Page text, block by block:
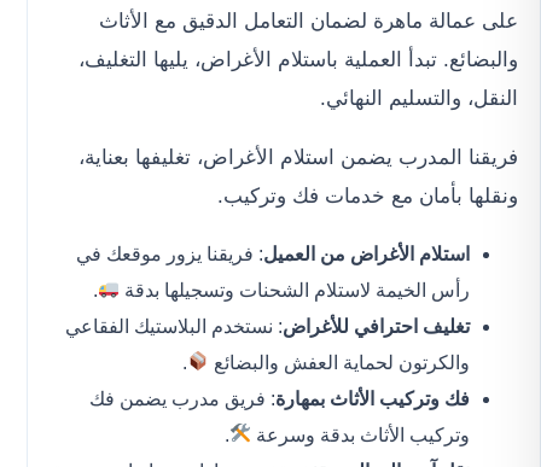
على عمالة ماهرة لضمان التعامل الدقيق مع الأثاث
والبضائع. تبدأ العملية باستلام الأغراض، يليها التغليف،
النقل، والتسليم النهائي.
فريقنا المدرب يضمن استلام الأغراض، تغليفها بعناية،
ونقلها بأمان مع خدمات فك وتركيب.
استلام الأغراض من العميل: فريقنا يزور موقعك في
رأس الخيمة لاستلام الشحنات وتسجيلها بدقة
.
تغليف احترافي للأغراض: نستخدم البلاستيك الفقاعي
والكرتون لحماية العفش والبضائع
.
فك وتركيب الأثاث بمهارة: فريق مدرب يضمن فك
وتركيب الأثاث بدقة وسرعة
.